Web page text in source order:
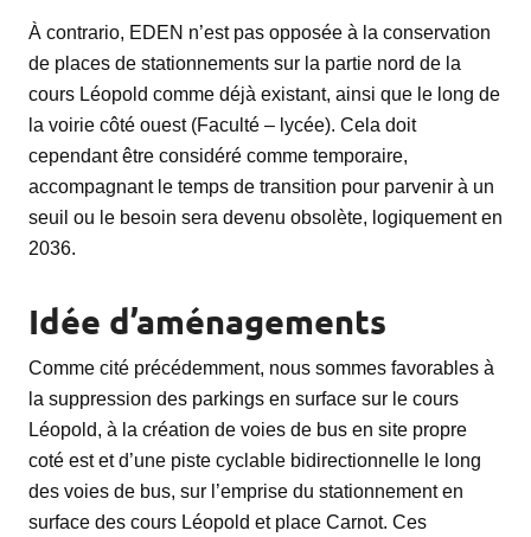
À contrario, EDEN n’est pas opposée à la conservation
de places de stationnements sur la partie nord de la
cours Léopold comme déjà existant, ainsi que le long de
la voirie côté ouest (Faculté – lycée). Cela doit
cependant être considéré comme temporaire,
accompagnant le temps de transition pour parvenir à un
seuil ou le besoin sera devenu obsolète, logiquement en
2036.
Idée d’aménagements
Comme cité précédemment, nous sommes favorables à
la suppression des parkings en surface sur le cours
Léopold, à la création de voies de bus en site propre
coté est et d’une piste cyclable bidirectionnelle le long
des voies de bus, sur l’emprise du stationnement en
surface des cours Léopold et place Carnot. Ces